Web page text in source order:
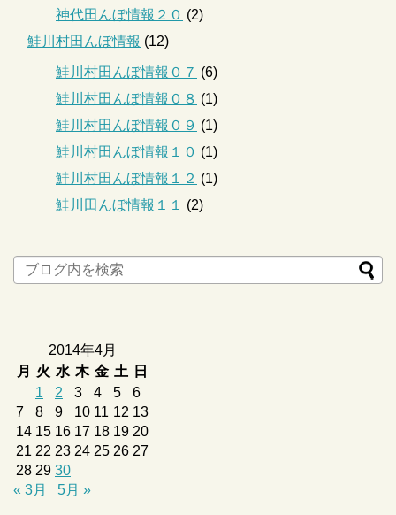
神代田んぼ情報２０ (2)
鮭川村田んぼ情報 (12)
鮭川村田んぼ情報０７ (6)
鮭川村田んぼ情報０８ (1)
鮭川村田んぼ情報０９ (1)
鮭川村田んぼ情報１０ (1)
鮭川村田んぼ情報１２ (1)
鮭川田んぼ情報１１
(2)
2014年4月
月
火 水 木 金 土
日
1
2 3 4 5
6
7
8 9 10 11 12 13
14 15 16 17 18 19 20
21 22 23 24 25 26 27
28 29 30
« 3月
5月 »